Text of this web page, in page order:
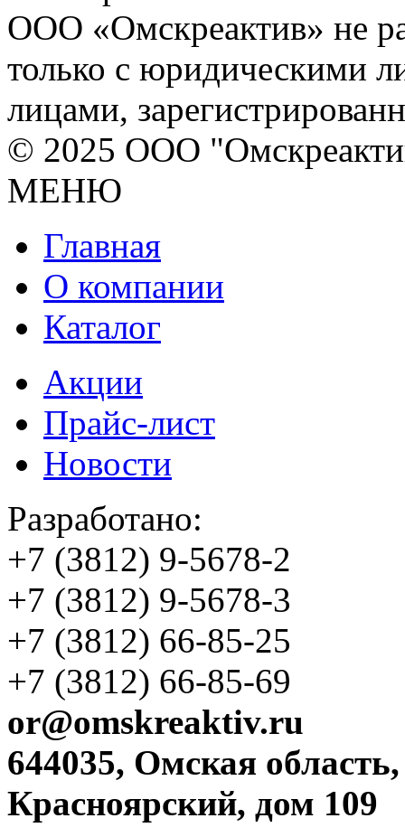
ООО «Омскреактив» не
только с юридическими
лицами,
© 2025 ООО
МЕНЮ
Главная
О компании
Каталог
Акции
Прайс-лист
Новости
Разработано:
+7 (3812) 9-5678-2
+7 (3812) 9-5678-3
+7 (3812) 66-85-25
+7 (3812) 66-85-69
or@omskreaktiv.ru
644035, Омская
Красноярский, дом 109